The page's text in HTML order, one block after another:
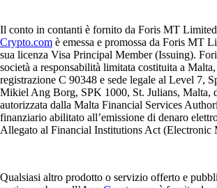
Il conto in contanti è fornito da Foris MT
Crypto.com è emessa e promossa da Foris MT
sua licenza Visa Principal Member (Issuing).
società a responsabilità limitata costituita a
registrazione C 90348 e sede legale al Level 7,
Mikiel Ang Borg, SPK 1000, St. Julians, Malta,
autorizzata dalla Malta Financial Services
finanziario abilitato all’emissione di denaro
Allegato al Financial Institutions Act (Electronic
Qualsiasi altro prodotto o servizio offerto e